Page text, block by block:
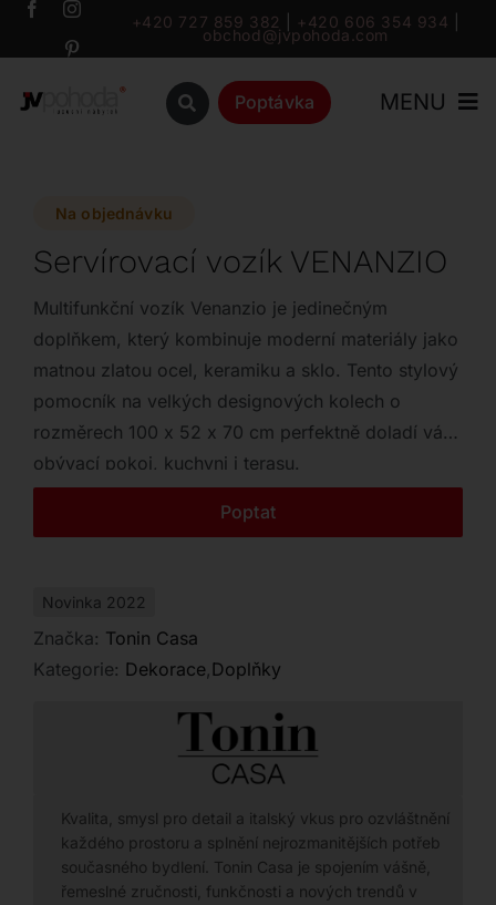
Přeskočit
+420 727 859 382 +420 606 354 934
obchod@jvpohoda.com
Poptávka MENU
Katalog
Značky
Outlet
Kontakt
Na objednávku
Servírovací vozík VENANZIO
Multifunkční vozík Venanzio je jedinečným
doplňkem, který kombinuje moderní materiály jako
matnou zlatou ocel, keramiku a sklo. Tento stylový
pomocník na velkých designových kolech o
rozměrech 100 x 52 x 70 cm perfektně doladí váš
obývací pokoj, kuchyni i terasu.
Poptat
Novinka 2022
Značka: Tonin Casa
Kategorie: Dekorace,Doplňky
Kvalita, smysl pro detail a italský vkus pro ozvláštnění
každého prostoru a splnění nejrozmanitějších potřeb
současného bydlení. Tonin Casa je spojením vášně,
řemeslné zručnosti, funkčnosti a nových trendů v